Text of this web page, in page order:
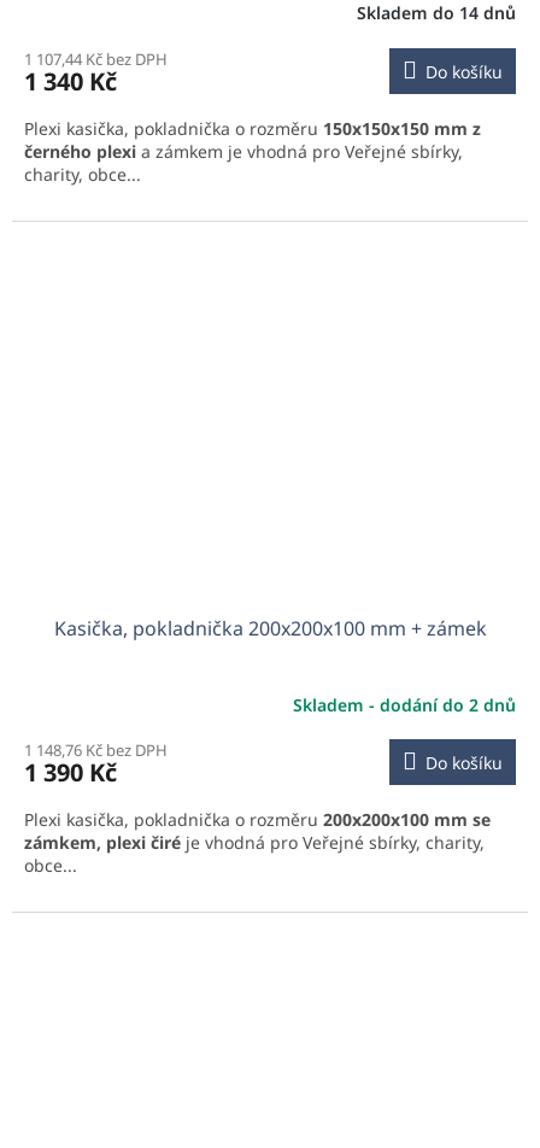
Skladem do 14 dnů
1 107,44 Kč bez DPH
1 340 Kč Do košíku
Plexi kasička, pokladnička o rozměru 150x150x150 mm z
černého plexi a zámkem je vhodná pro Veřejné sbírky,
charity, obce...
Kasička, pokladnička 200x200x100 mm + zámek
Skladem - dodání do 2 dnů
1 148,76 Kč bez DPH
1 390 Kč Do košíku
Plexi kasička, pokladnička o rozměru 200x200x100 mm se
zámkem, plexi čiré je vhodná pro Veřejné sbírky, charity,
obce...